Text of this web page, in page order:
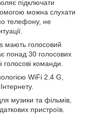
підключати
можна слухати
телефону, не
мають голосовий
понад 30 голосових
команди.
WiFi 2.4 G,
музики та фільмів,
пристроїв.